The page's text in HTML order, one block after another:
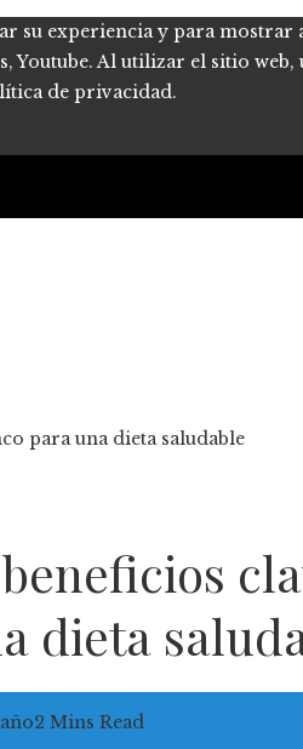
su experiencia y para
Youtube. Al utilizar el sitio
de privacidad.
para una dieta saludable
dieta
2 Mins Read